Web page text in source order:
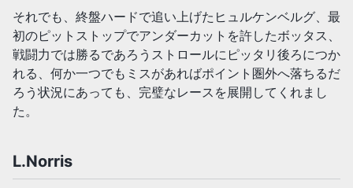
それでも、終盤ハードで追い上げたヒュルケンベルグ、最
初のピットストップでアンダーカットを許したボッタス、
戦闘力では勝るであろうストロールにピッタリ後ろにつか
れる、何か一つでもミスがあればポイント圏外へ落ちるだ
ろう状況にあっても、完璧なレースを展開してくれまし
た。
L.Norris